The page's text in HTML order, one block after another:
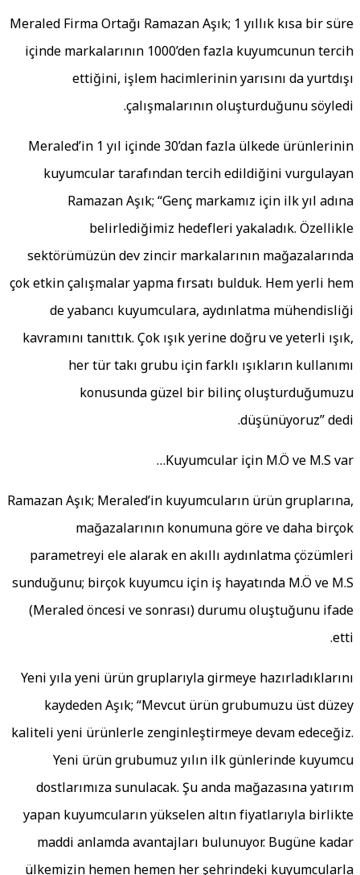
Meraled Firma Ortağı Ramazan Aşık; 1 yıllık kısa bir
içinde markalarının 1000’den fazla kuyumcunun
ettiğini, işlem hacimlerinin yarısını da
çalışmalarının oluşturduğunu
Meraled’in 1 yıl içinde 30’dan fazla ülkede
kuyumcular tarafından tercih edildiğini
Ramazan Aşık; “Genç markamız için ilk yıl
belirlediğimiz hedefleri yakaladık.
sektörümüzün dev zincir markalarının
çok etkin çalışmalar yapma fırsatı bulduk. Hem yerli
de yabancı kuyumculara, aydınlatma
kavramını tanıttık. Çok ışık yerine doğru ve yeterli
her tür takı grubu için farklı ışıkların
konusunda güzel bir bilinç
düşünüyoruz”
Kuyumcular için M.Ö ve M.S
Ramazan Aşık; Meraled’in kuyumcuların ürün
mağazalarının konumuna göre ve daha
parametreyi ele alarak en akıllı aydınlatma
sunduğunu; birçok kuyumcu için iş hayatında M.Ö ve
(Meraled öncesi ve sonrası) durumu oluştuğunu
Yeni yıla yeni ürün gruplarıyla girmeye
kaydeden Aşık; “Mevcut ürün grubumuzu üst
kaliteli yeni ürünlerle zenginleştirmeye devam
Yeni ürün grubumuz yılın ilk günlerinde
dostlarımıza sunulacak. Şu anda mağazasına
yapan kuyumcuların yükselen altın fiyatlarıyla
maddi anlamda avantajları bulunuyor. Bugüne